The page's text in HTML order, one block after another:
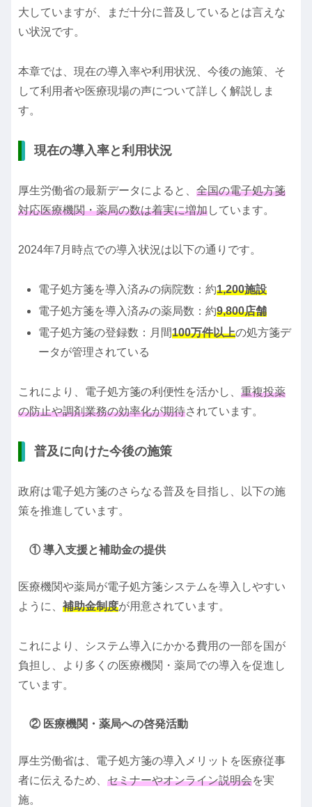
大していますが、まだ十分に普及しているとは言えな
い状況です。
本章では、現在の導入率や利用状況、今後の施策、そ
して利用者や医療現場の声について詳しく解説しま
す。
現在の導入率と利用状況
厚生労働省の最新データによると、 全国の電子処方箋
対応医療機関・薬局の数は着実に増加しています。
2024年7月時点での導入状況は以下の通りです。
電子処方箋を導入済みの病院数：約1,200施設
電子処方箋を導入済みの薬局数：約9,800店舗
電子処方箋の登録数：月間100万件以上の処方箋デ
ータが管理されている
これにより、電子処方箋の利便性を活かし、 重複投薬
の防止や調剤業務の効率化が期待されています。
普及に向けた今後の施策
政府は電子処方箋のさらなる普及を目指し、以下の施
策を推進しています。
① 導入支援と補助金の提供
医療機関や薬局が電子処方箋システムを導入しやすい
ように、 補助金制度が用意されています。
これにより、システム導入にかかる費用の一部を国が
負担し、より多くの医療機関・薬局での導入を促進し
ています。
② 医療機関・薬局への啓発活動
厚生労働省は、電子処方箋の導入メリットを医療従事
者に伝えるため、 セミナーやオンライン説明会を実
施。